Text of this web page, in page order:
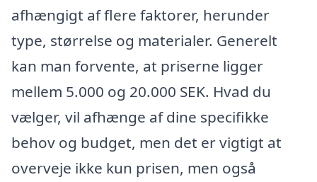
afhængigt af flere faktorer, herunder
type, størrelse og materialer. Generelt
kan man forvente, at priserne ligger
mellem 5.000 og 20.000 SEK. Hvad du
vælger, vil afhænge af dine specifikke
behov og budget, men det er vigtigt at
overveje ikke kun prisen, men også